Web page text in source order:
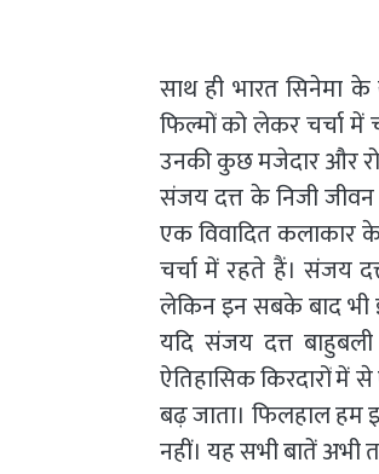
साथ ही भारत सिनेमा
फिल्मों को लेकर चर्चा
उनकी कुछ मजेदार और
संजय दत्त के निजी
एक विवादित कलाकार
चर्चा में रहते हैं। संजय
लेकिन इन सबके बाद भी
यदि संजय दत्त
ऐतिहासिक किरदारों में
बढ़ जाता। फिलहाल हम
नहीं। यह सभी बातें अभी